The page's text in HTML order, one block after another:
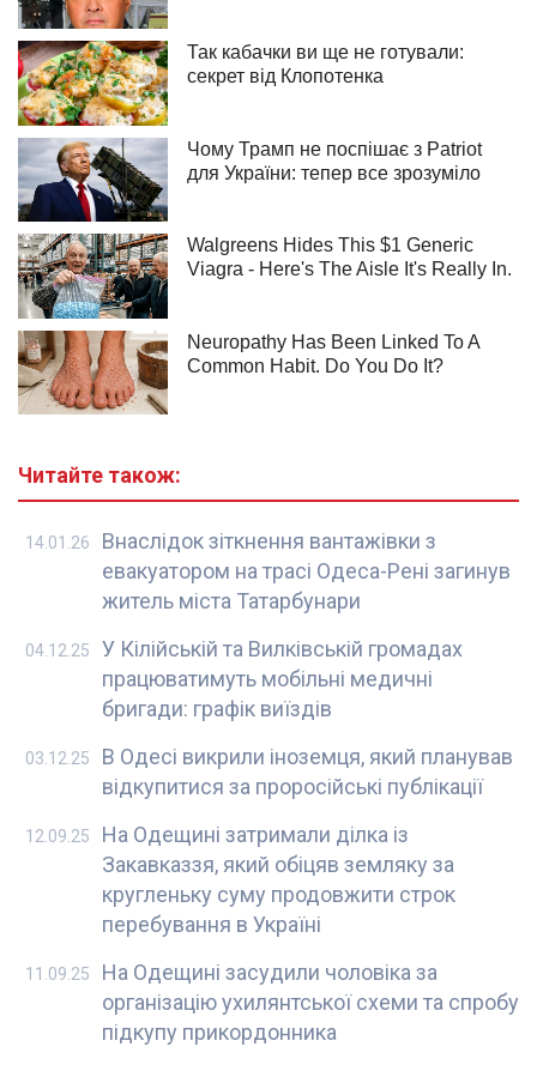
Читайте також:
Внаслідок зіткнення вантажівки з
евакуатором на трасі Одеса-Рені загинув
житель міста Татарбунари
14.01.26
У Кілійській та Вилківській громадах
працюватимуть мобільні медичні
бригади: графік виїздів
04.12.25
В Одесі викрили іноземця, який планував
відкупитися за проросійські публікації
03.12.25
На Одещині затримали ділка із
Закавказзя, який обіцяв земляку за
кругленьку суму продовжити строк
перебування в Україні
12.09.25
На Одещині засудили чоловіка за
організацію ухилянтської схеми та спробу
підкупу прикордонника
11.09.25